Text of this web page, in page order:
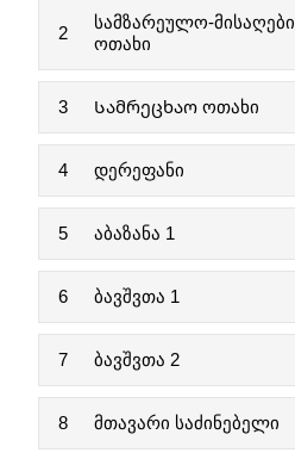
2
სამზარეულო-მისაღები
ოთახი
3 Სამრეცხაო ოთახი
4 დერეფანი
5 აბაზანა 1
6 ბავშვთა 1
7 ბავშვთა 2
8 მთავარი საძინებელი